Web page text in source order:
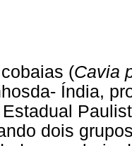
(Cavia
Índia,
dois